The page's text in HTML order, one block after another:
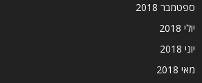
ספטמבר 2018
יולי 2018
יוני 2018
מאי 2018